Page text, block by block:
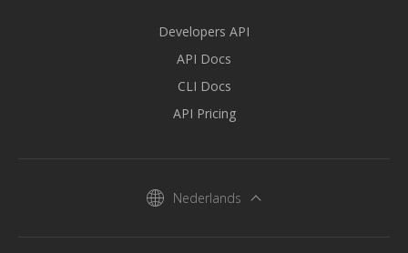
Developers API
API Docs
CLI Docs
API Pricing
Nederlands